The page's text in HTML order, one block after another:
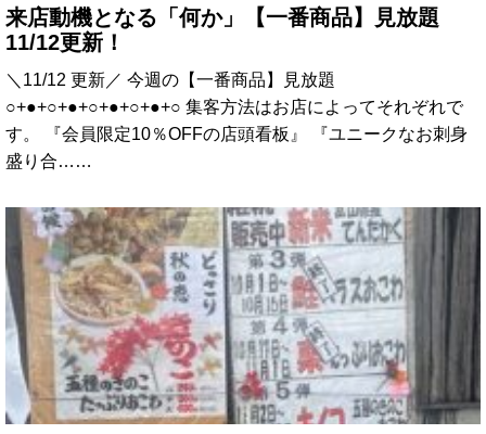
来店動機となる「何か」【一番商品】見放題
11/12更新！
＼11/12 更新／ 今週の【一番商品】見放題
○+●+○+●+○+●+○+●+○ 集客方法はお店によってそれぞれで
す。 『会員限定10％OFFの店頭看板』 『ユニークなお刺身
盛り合……